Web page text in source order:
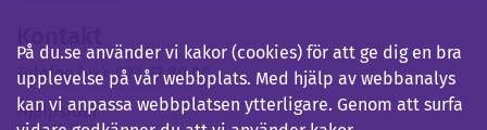
Kontakt
Telefon (vx): 023-77 80 00
Hjälpsidor
På du.se använder vi kakor (cookies) för att ge dig en bra
upplevelse på vår webbplats. Med hjälp av webbanalys
kan vi anpassa webbplatsen ytterligare. Genom att surfa